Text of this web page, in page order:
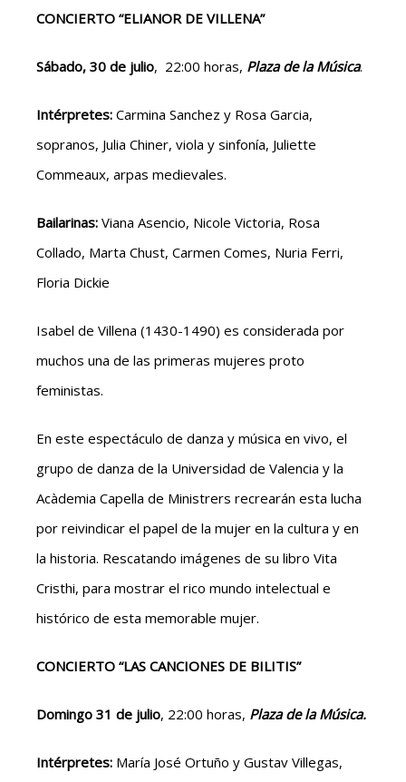
CONCIERTO “ELIANOR DE VILLENA”
Sábado, 30 de julio, 22:00 horas, Plaza de la Música.
Intérpretes: Carmina Sanchez y Rosa Garcia,
sopranos, Julia Chiner, viola y sinfonía, Juliette
Commeaux, arpas medievales.
Bailarinas: Viana Asencio, Nicole Victoria, Rosa
Collado, Marta Chust, Carmen Comes, Nuria Ferri,
Floria Dickie
Isabel de Villena (1430-1490) es considerada por
muchos una de las primeras mujeres proto
feministas.
En este espectáculo de danza y música en vivo, el
grupo de danza de la Universidad de Valencia y la
Acàdemia Capella de Ministrers recrearán esta lucha
por reivindicar el papel de la mujer en la cultura y en
la historia. Rescatando imágenes de su libro Vita
Cristhi, para mostrar el rico mundo intelectual e
histórico de esta memorable mujer.
CONCIERTO “LAS CANCIONES DE BILITIS”
Domingo 31 de julio, 22:00 horas, Plaza de la Música.
Intérpretes: María José Ortuño y Gustav Villegas,